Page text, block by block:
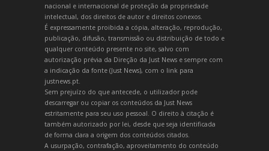
nacional e internacional de proteção da propriedade
intelectual, dos direitos de autor e direitos conexos.
É expressamente proibida a cópia, alteração, reprodução,
publicação, difusão, transmissão ou distribuição de todo e
qualquer conteúdo presente no site, salvo com
autorização prévia da Direção da Just News e sempre com
a indicação da fonte (Just News), com o link para
justnews.pt.
Sem prejuízo do que antecede, o utilizador pode
descarregar ou copiar os conteúdos da Just News
estritamente para seu uso pessoal. O direito à citação é
também autorizado por lei, desde que seja identificada
de forma clara a origem dos conteúdos citados.
A usurpação, contrafação, aproveitamento do conteúdo